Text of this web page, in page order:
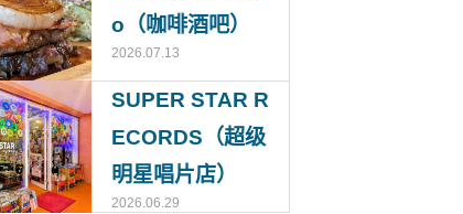
o（咖啡酒吧）
2026.07.13
SUPER STAR R
ECORDS（超级
明星唱片店）
2026.06.29